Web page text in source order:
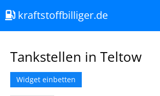
kraftstoffbilliger.de
Tankstellen in Teltow
Widget einbetten